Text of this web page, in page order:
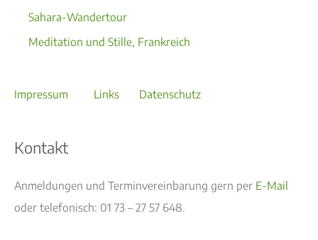
Sahara-Wandertour
Meditation und Stille, Frankreich
Impressum Links Datenschutz
Kontakt
Anmeldungen und Terminvereinbarung gern per E-Mail
oder telefonisch: 01 73 – 27 57 648.